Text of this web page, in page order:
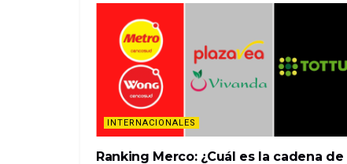
INTERNACIONALES
Ranking Merco: ¿Cuál es la cadena de